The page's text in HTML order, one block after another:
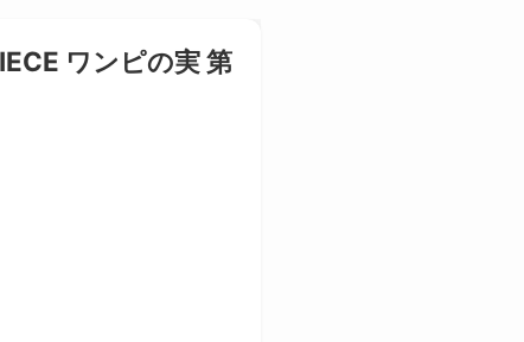
ワンピの実 第